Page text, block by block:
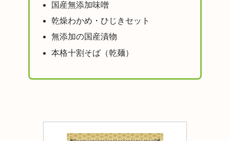
国産無添加味噌
乾燥わかめ・ひじきセット
無添加の国産漬物
本格十割そば（乾麺）